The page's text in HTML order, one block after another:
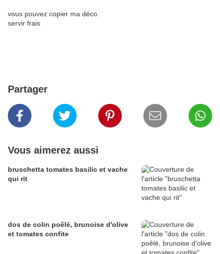
vous pouvez copier ma déco.
servir frais
Partager
Vous aimerez aussi
bruschetta tomates basilic et vache
qui rit
dos de colin poêlé, brunoise d'olive
et tomates confite